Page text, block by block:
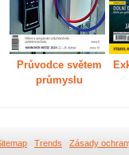
Průvodce světem
průmyslu
Trends Zásady